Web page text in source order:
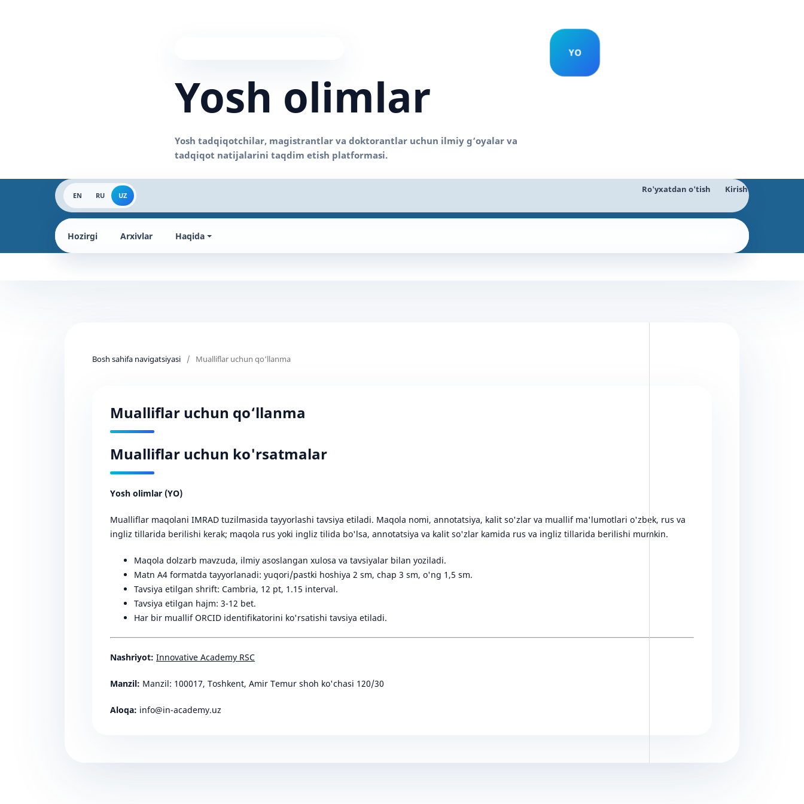
Yosh olimlar
EN RU UZ
Ro'yxatdan o'tish Kirish
Hozirgi Arxivlar Haqida
Bosh sahifa navigatsiyasi / Mualliflar uchun qo‘llanma
Mualliflar uchun qo‘llanma
Mualliflar uchun ko'rsatmalar
Yosh olimlar (YO)
Mualliflar maqolani IMRAD tuzilmasida tayyorlashi tavsiya etiladi. Maqola nomi, annotatsiya, kalit so'zlar va muallif ma'lumotlari o'zbek, rus va
ingliz tillarida berilishi kerak; maqola rus yoki ingliz tilida bo'lsa, annotatsiya va kalit so'zlar kamida rus va ingliz tillarida berilishi mumkin.
Maqola dolzarb mavzuda, ilmiy asoslangan xulosa va tavsiyalar bilan yoziladi.
Matn A4 formatda tayyorlanadi: yuqori/pastki hoshiya 2 sm, chap 3 sm, o'ng 1,5 sm.
Tavsiya etilgan shrift: Cambria, 12 pt, 1.15 interval.
Tavsiya etilgan hajm: 3-12 bet.
Har bir muallif ORCID identifikatorini ko'rsatishi tavsiya etiladi.
Nashriyot: Innovative Academy RSC
Manzil: Manzil: 100017, Toshkent, Amir Temur shoh ko'chasi 120/30
Aloqa: info@in-academy.uz